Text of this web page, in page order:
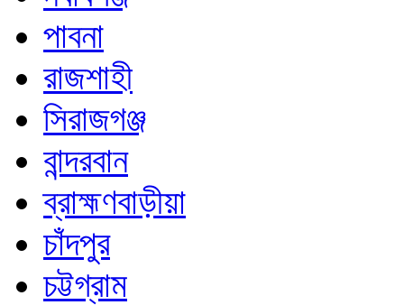
পাবনা
রাজশাহী
সিরাজগঞ্জ
বান্দরবান
ব্রাহ্মণবাড়ীয়া
চাঁদপুর
চট্টগ্রাম